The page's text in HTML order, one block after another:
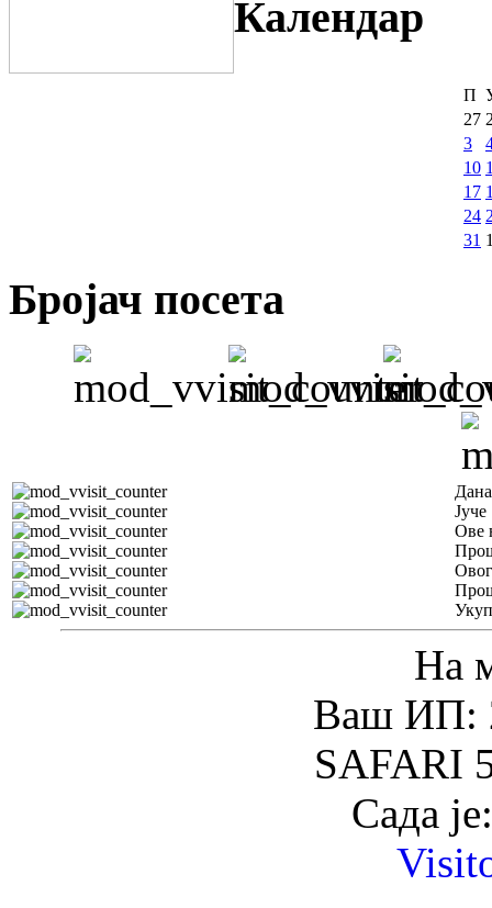
Календар
П
27
3
10
17
24
31
Бројач посета
Јуче
Ове
На
Ваш ИП:
SAFARI
Сада